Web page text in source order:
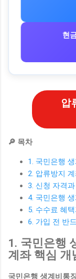
현
압
🔎 목차
1. 국민은행
2. 압류방지
3. 신청 자격
4. 국민은행
5. 수수료 혜
6. 가입 전 반
1. 국민은행
계좌 핵심 개
국민은행 생계비통